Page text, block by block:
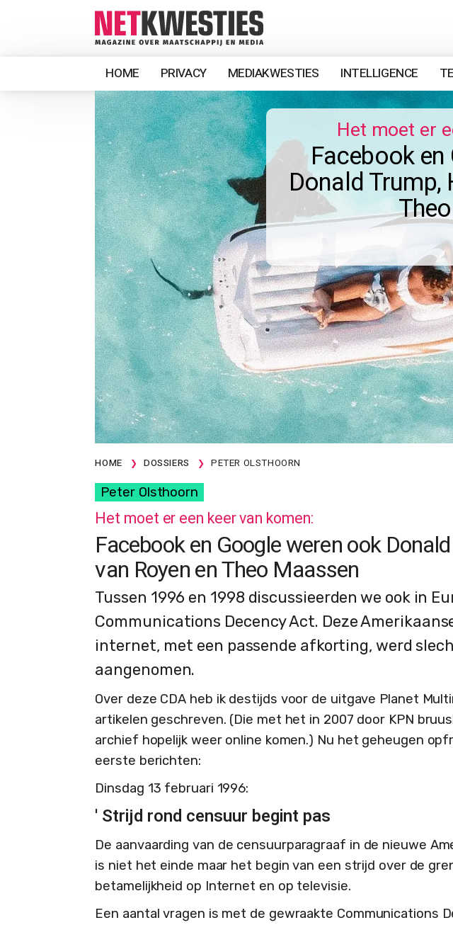
HOME PRIVACY MEDIAKWESTIES INTELLIGENCE
Het moet er
Facebook
Donald Trump,
HOME DOSSIERS PETER OLSTHOORN
Peter Olsthoorn
Het moet er een keer van komen:
Facebook en Google weren ook
van Royen en Theo Maassen
Tussen 1996 en 1998 discussieerden we ook in
Communications Decency Act. Deze
internet, met een passende afkorting, werd
aangenomen.
Over deze CDA heb ik destijds voor de uitgave Planet
artikelen geschreven. (Die met het in 2007 door KPN
archief hopelijk weer online komen.) Nu het geheugen
eerste berichten:
Dinsdag 13 februari 1996:
' Strijd rond censuur begint pas
De aanvaarding van de censuurparagraaf in de nieuwe
is niet het einde maar het begin van een strijd over de
betamelijkheid op Internet en op televisie.
Een aantal vragen is met de gewraakte Communications